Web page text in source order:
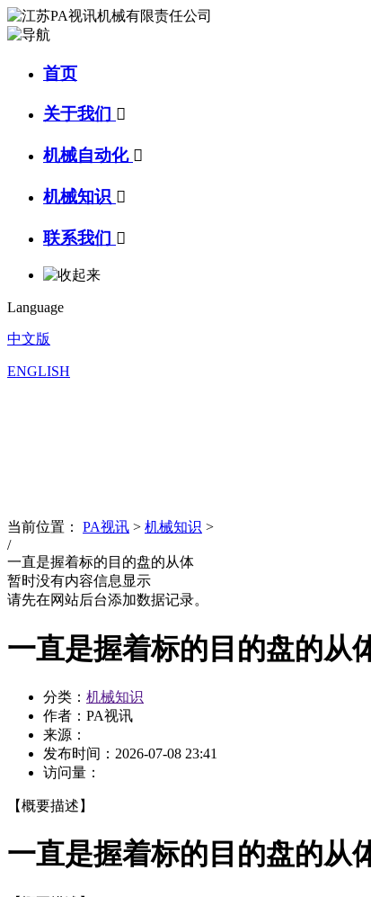
首页
关于我们 
机械自动化 
机械知识 
联系我们 
Language
中文版
ENGLISH
当前位置： PA视讯 > 机械知识 >
/
一直是握着标的目的盘的从体
暂时没有内容信息显示
请先在网站后台添加数据记录。
一直是握着标的目的盘的从
分类： 机械知识
作者：PA视讯
来源：
发布时间： 2026-07-08 23:41
访问量：
【概要描述】
一直是握着标的目的盘的从